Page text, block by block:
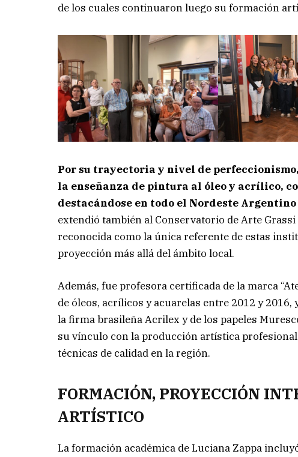
de los cuales continuaron luego su formación
Por su trayectoria y nivel de
la enseñanza de pintura al óleo y acrílico,
destacándose en todo el Nordeste Argentino
extendió también al Conservatorio de Arte
reconocida como la única referente de estas
proyección más allá del ámbito local.
Además, fue profesora certificada de la marca
de óleos, acrílicos y acuarelas entre 2012 y
la firma brasileña Acrilex y de los papeles
su vínculo con la producción artística
técnicas de calidad en la región.
FORMACIÓN, PROYECCIÓN
ARTÍSTICO
La formación académica de Luciana Zappa